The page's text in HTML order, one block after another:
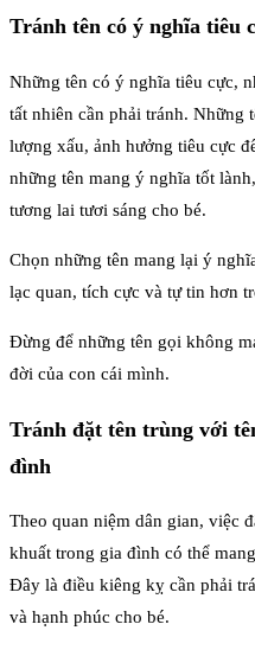
Tránh tên có ý nghĩa tiêu
Những tên có ý nghĩa tiêu cực,
tất nhiên cần phải tránh. Những
lượng xấu, ảnh hưởng tiêu cực
những tên mang ý nghĩa tốt
tương lai tươi sáng cho bé.
Chọn những tên mang lại ý
lạc quan, tích cực và tự tin hơn
Đừng để những tên gọi không
đời của con cái mình.
Tránh đặt tên trùng với
đình
Theo quan niệm dân gian, việc
khuất trong gia đình có thể
Đây là điều kiêng kỵ cần phải
và hạnh phúc cho bé.